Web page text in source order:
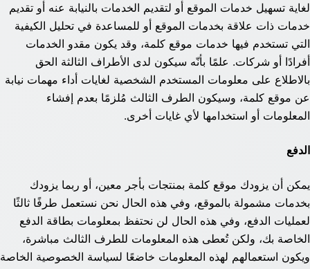
لغاية تسهيل خدمات الموقع أو لتقديم الخدمات بالنيابة عنه أو تقديم
خدمات ذات علاقة بخدمات الموقع أو للمساعدة في تحليل الكيفية
التي تستخدم فيها خدمات موقع كلمة، وقد يكون مقدو الخدمات
أفرادًا أو شركات. علمًا بأنّه سيكون لدى الأطراف الثالثة الحق
بالاطلاع على معلومات المستخدم الشخصية لغايات أداء مهمات نيابة
عن موقع كلمة، وسيكون الطرف الثالث مُلزمًا بعدم إفشاء
المعلومات أو استخدامها لأي غايات أخرى.
الدفع
يمكن أن يزودك موقع كلمة بمنتجات بأجر معين، أو ربما يزودك
بخدمات مشمولة بالموقع، وفي هذه الحال نحن نستعمل طرفًا ثالثًا
لعمليات الدفع، وفي هذه الحال لن نحتفظ بمعلومات بطاقة الدفع
الخاصة بك، ولكن تُعطى هذه المعلومات للطرف الثالث مباشرة،
ويكون استعمالهم لهذه المعلومات خاضعًا لسياسة الخصوصية الخاصة